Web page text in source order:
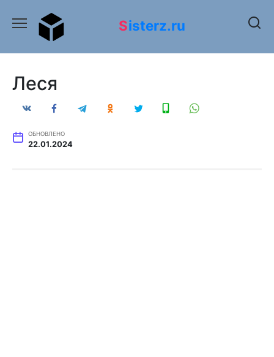
содержанию
Sisterz.ru
Леся
ОБНОВЛЕНО
22.01.2024